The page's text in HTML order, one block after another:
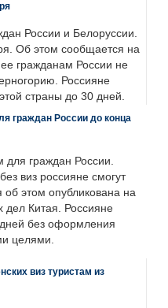
России и Белоруссии.
Об этом сообщается на
гражданам России не
Россияне
страны до 30 дней.
граждан России до конца
для граждан России.
виз россияне смогут
этом опубликована на
дел Китая. Россияне
дней без оформления
целями.
виз туристам из